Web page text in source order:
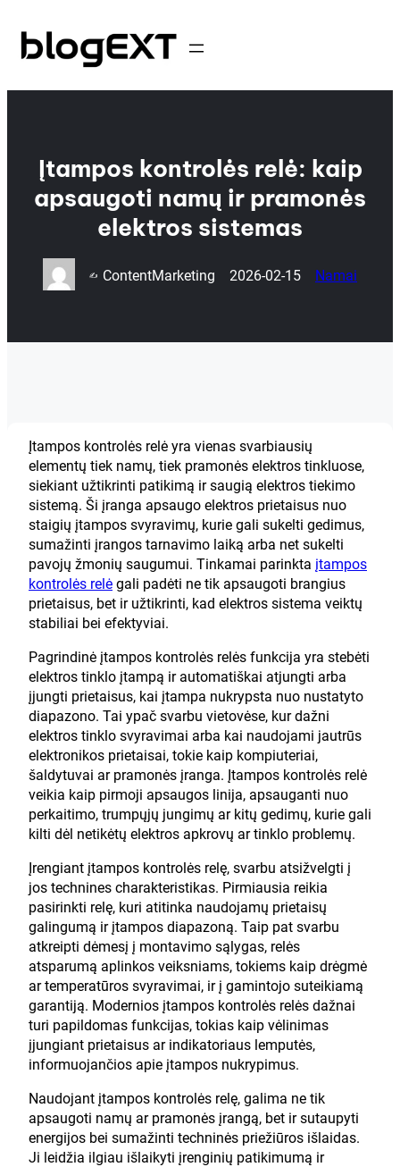
prie
turinio
Įtampos kontrolės relė: kaip
apsaugoti namų ir pramonės
elektros sistemas
✍️ ContentMarketing 2026-02-15 Namai
Įtampos kontrolės relė yra vienas svarbiausių
elementų tiek namų, tiek pramonės elektros tinkluose,
siekiant užtikrinti patikimą ir saugią elektros tiekimo
sistemą. Ši įranga apsaugo elektros prietaisus nuo
staigių įtampos svyravimų, kurie gali sukelti gedimus,
sumažinti įrangos tarnavimo laiką arba net sukelti
pavojų žmonių saugumui. Tinkamai parinkta įtampos
kontrolės relė gali padėti ne tik apsaugoti brangius
prietaisus, bet ir užtikrinti, kad elektros sistema veiktų
stabiliai bei efektyviai.
Pagrindinė įtampos kontrolės relės funkcija yra stebėti
elektros tinklo įtampą ir automatiškai atjungti arba
įjungti prietaisus, kai įtampa nukrypsta nuo nustatyto
diapazono. Tai ypač svarbu vietovėse, kur dažni
elektros tinklo svyravimai arba kai naudojami jautrūs
elektronikos prietaisai, tokie kaip kompiuteriai,
šaldytuvai ar pramonės įranga. Įtampos kontrolės relė
veikia kaip pirmoji apsaugos linija, apsauganti nuo
perkaitimo, trumpųjų jungimų ar kitų gedimų, kurie gali
kilti dėl netikėtų elektros apkrovų ar tinklo problemų.
Įrengiant įtampos kontrolės relę, svarbu atsižvelgti į
jos technines charakteristikas. Pirmiausia reikia
pasirinkti relę, kuri atitinka naudojamų prietaisų
galingumą ir įtampos diapazoną. Taip pat svarbu
atkreipti dėmesį į montavimo sąlygas, relės
atsparumą aplinkos veiksniams, tokiems kaip drėgmė
ar temperatūros svyravimai, ir į gamintojo suteikiamą
garantiją. Modernios įtampos kontrolės relės dažnai
turi papildomas funkcijas, tokias kaip vėlinimas
įjungiant prietaisus ar indikatoriaus lemputės,
informuojančios apie įtampos nukrypimus.
Naudojant įtampos kontrolės relę, galima ne tik
apsaugoti namų ar pramonės įrangą, bet ir sutaupyti
energijos bei sumažinti techninės priežiūros išlaidas.
Ji leidžia ilgiau išlaikyti įrenginių patikimumą ir